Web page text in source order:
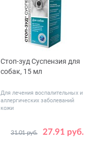
Стоп-зуд Суспензия для
собак, 15 мл
Для лечения воспалительных и
аллергических заболеваний
кожи
27.91 руб.
31.01 руб.